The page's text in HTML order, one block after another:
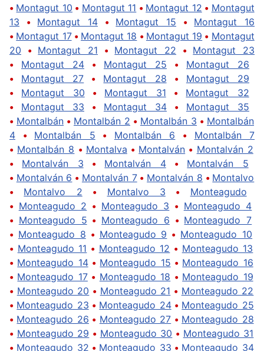
• Montagut 10 • Montagut 11 • Montagut 12 • Montagut
13 • Montagut 14 • Montagut 15 • Montagut 16
• Montagut 17• Montagut 18 • Montagut 19 • Montagut
20 • Montagut 21 • Montagut 22 • Montagut 23
• Montagut 24 • Montagut 25 • Montagut 26
• Montagut 27 • Montagut 28 • Montagut 29
• Montagut 30 • Montagut 31 • Montagut 32
• Montagut 33 • Montagut 34 • Montagut 35
• Montalbán • Montalbán 2 • Montalbán 3 • Montalbán
4 • Montalbán 5 • Montalbán 6 • Montalbán 7
• Montalbán 8 • Montalva • Montalván • Montalván 2
• Montalván 3 • Montalván 4• Montalván 5
• Montalván 6 • Montalván 7• Montalván 8 • Montalvo
• Montalvo 2 • Montalvo 3 • Monteagudo
• Monteagudo 2 • Monteagudo 3 • Monteagudo 4
• Monteagudo 5 • Monteagudo 6 • Monteagudo 7
• Monteagudo 8 • Monteagudo 9 • Monteagudo 10
• Monteagudo 11 • Monteagudo 12 • Monteagudo 13
• Monteagudo 14• Monteagudo 15 • Monteagudo 16
• Monteagudo 17• Monteagudo 18 • Monteagudo 19
• Monteagudo 20 • Monteagudo 21 • Monteagudo 22
• Monteagudo 23 • Monteagudo 24• Monteagudo 25
• Monteagudo 26 • Monteagudo 27 • Monteagudo 28
• Monteagudo 29 • Monteagudo 30 • Monteagudo 31
• Monteagudo 32 • Monteagudo 33 • Monteagudo 34